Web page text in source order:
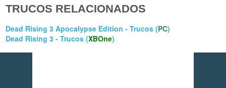
TRUCOS RELACIONADOS
Dead Rising 3 Apocalypse Edition - Trucos (PC)
Dead Rising 3 - Trucos (XBOne)